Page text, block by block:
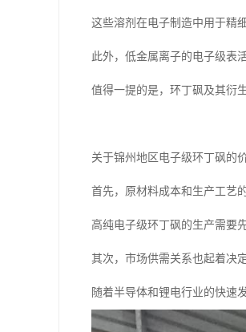
这些溶剂在电子制造中用于精
此外，低金属离子的电子级表
值得一提的是，环丁砜及其衍
关于锦州地区电子级环丁砜的
首先，原材料成本和生产工艺
高纯电子级环丁砜的生产需要
其次，市场供需关系也起着决
随着半导体和锂电行业的快速